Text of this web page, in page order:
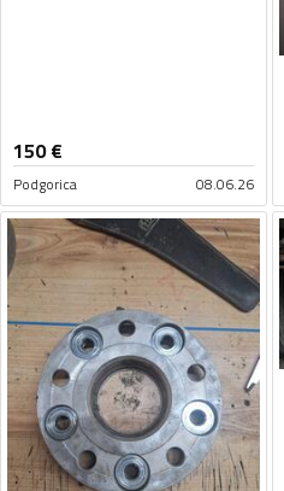
150€
Podgorica 08.06.26